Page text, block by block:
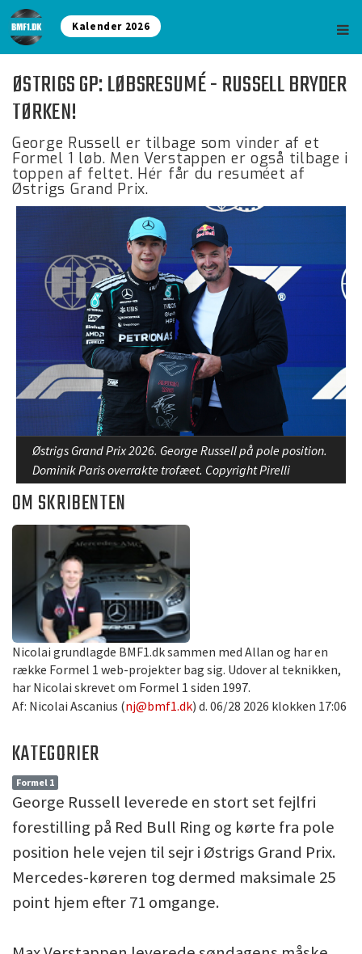
Kalender 2026
ØSTRIGS GP: LØBSRESUMÉ - RUSSELL BRYDER
TØRKEN!
George Russell er tilbage som vinder af et
Formel 1 løb. Men Verstappen er også tilbage i
toppen af feltet. Hér får du resuméet af
Østrigs Grand Prix.
Østrigs Grand Prix 2026. George Russell på pole position.
Dominik Paris overrakte trofæet. Copyright Pirelli
OM SKRIBENTEN
Nicolai grundlagde BMF1.dk sammen med Allan og har en
række Formel 1 web-projekter bag sig. Udover al teknikken,
har Nicolai skrevet om Formel 1 siden 1997.
Af: Nicolai Ascanius (nj@bmf1.dk) d. 06/28 2026 klokken 17:06
KATEGORIER
Formel 1
George Russell leverede en stort set fejlfri
forestilling på Red Bull Ring og kørte fra pole
position hele vejen til sejr i Østrigs Grand Prix.
Mercedes-køreren tog dermed maksimale 25
point hjem efter 71 omgange.